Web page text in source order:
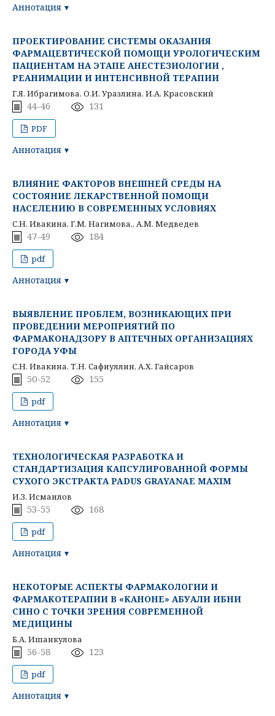
Аннотация
ПРОЕКТИРОВАНИЕ СИСТЕМЫ ОКАЗАНИЯ
ФАРМАЦЕВТИЧЕСКОЙ ПОМОЩИ УРОЛОГИЧЕСКИМ
ПАЦИЕНТАМ НА ЭТАПЕ АНЕСТЕЗИОЛОГИИ ,
РЕАНИМАЦИИ И ИНТЕНСИВНОЙ ТЕРАПИИ
Г.Я. Ибрагимова, О.И. Уразлина, И.А. Красовский
44-46 131
PDF
Аннотация
ВЛИЯНИЕ ФАКТОРОВ ВНЕШНЕЙ СРЕДЫ НА
СОСТОЯНИЕ ЛЕКАРСТВЕННОЙ ПОМОЩИ
НАСЕЛЕНИЮ В СОВРЕМЕННЫХ УСЛОВИЯХ
С.Н. Ивакина, Г.М. Нагимова,, А.М. Медведев
47-49 184
pdf
Аннотация
ВЫЯВЛЕНИЕ ПРОБЛЕМ, ВОЗНИКАЮЩИХ ПРИ
ПРОВЕДЕНИИ МЕРОПРИЯТИЙ ПО
ФАРМАКОНАДЗОРУ В АПТЕЧНЫХ ОРГАНИЗАЦИЯХ
ГОРОДА УФЫ
С.Н. Ивакина, Т.Н. Сафиуллин, А.Х. Гайсаров
50-52 155
pdf
Аннотация
ТЕХНОЛОГИЧЕСКАЯ РАЗРАБОТКА И
СТАНДАРТИЗАЦИЯ КАПСУЛИРОВАННОЙ ФОРМЫ
СУХОГО ЭКСТРАКТА PADUS GRAYANAE MAXIM
И.З. Исмаилов
53-55 168
pdf
Аннотация
НЕКОТОРЫЕ АСПЕКТЫ ФАРМАКОЛОГИИ И
ФАРМАКОТЕРАПИИ В «КАНОНЕ» АБУАЛИ ИБНИ
СИНО С ТОЧКИ ЗРЕНИЯ СОВРЕМЕННОЙ
МЕДИЦИНЫ
Б.А. Ишанкулова
56-58 123
pdf
Аннотация